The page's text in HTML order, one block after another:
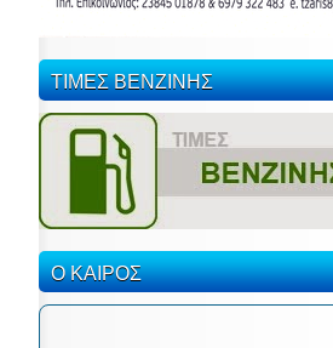
ΤΙΜΕΣ ΒΕΝΖΙΝΗΣ
Ο ΚΑΙΡΟΣ